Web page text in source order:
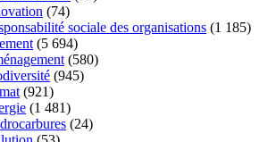
(74)
sociale des organisations (1 185)
(5 694)
(580)
(945)
(921)
(1 481)
(24)